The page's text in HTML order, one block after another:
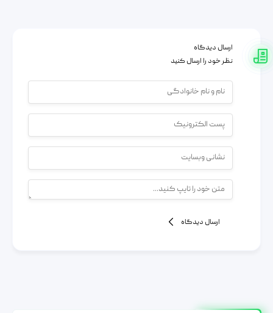
ارسال دیدگاه
نظر خود را ارسال کنید
ارسال دیدگاه